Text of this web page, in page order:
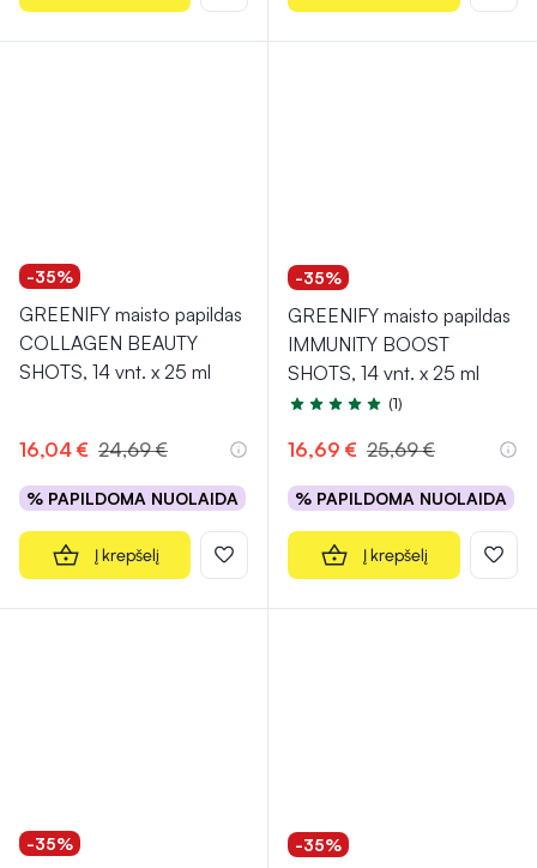
-35%
GREENIFY maisto papildas
COLLAGEN BEAUTY
SHOTS, 14 vnt. x 25 ml
16,04 € 24,69 €
% PAPILDOMA NUOLAIDA
Į krepšelį
-35%
GREENIFY maisto papildas
IMMUNITY BOOST
SHOTS, 14 vnt. x 25 ml
Įvertinimas 5.0 iš 5
(1)
16,69 € 25,69 €
% PAPILDOMA NUOLAIDA
Į krepšelį
-35% -35%